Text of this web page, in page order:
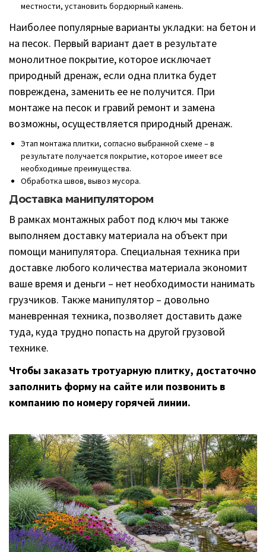
местности, установить бордюрный камень.
Наиболее популярные варианты укладки: на бетон и
на песок. Первый вариант дает в результате
монолитное покрытие, которое исключает
природный дренаж, если одна плитка будет
повреждена, заменить ее не получится. При
монтаже на песок и гравий ремонт и замена
возможны, осуществляется природный дренаж.
Этап монтажа плитки, согласно выбранной схеме – в
результате получается покрытие, которое имеет все
необходимые преимущества.
Обработка швов, вывоз мусора.
Доставка манипулятором
В рамках монтажных работ под ключ мы также
выполняем доставку материала на объект при
помощи манипулятора. Специальная техника при
доставке любого количества материала экономит
ваше время и деньги – нет необходимости нанимать
грузчиков. Также манипулятор – довольно
маневренная техника, позволяет доставить даже
туда, куда трудно попасть на другой грузовой
технике.
Чтобы заказать тротуарную плитку, достаточно
заполнить форму на сайте или позвонить в
компанию по номеру горячей линии.